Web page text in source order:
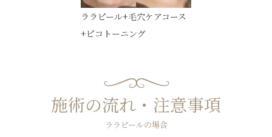
ララピール+毛穴ケアコース
+ピコトーニング
施術の流れ・注意事項
ララピールの場合